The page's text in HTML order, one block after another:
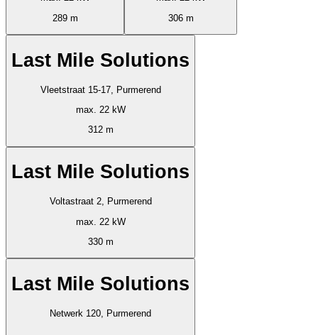
289 m
306 m
Last Mile Solutions
Vleetstraat 15-17, Purmerend
max. 22 kW
312 m
Last Mile Solutions
Voltastraat 2, Purmerend
max. 22 kW
330 m
Last Mile Solutions
Netwerk 120, Purmerend